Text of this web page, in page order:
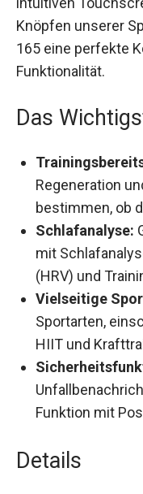
Mit einem extrem
intuitiven
Knöpfen unserer
Forerunner 165
Schlafqualität,
bereit für das
Schlafanalyse:
mit
(HRV) und
Vielseitige
Sportarten,
HIIT und
Funktion mit